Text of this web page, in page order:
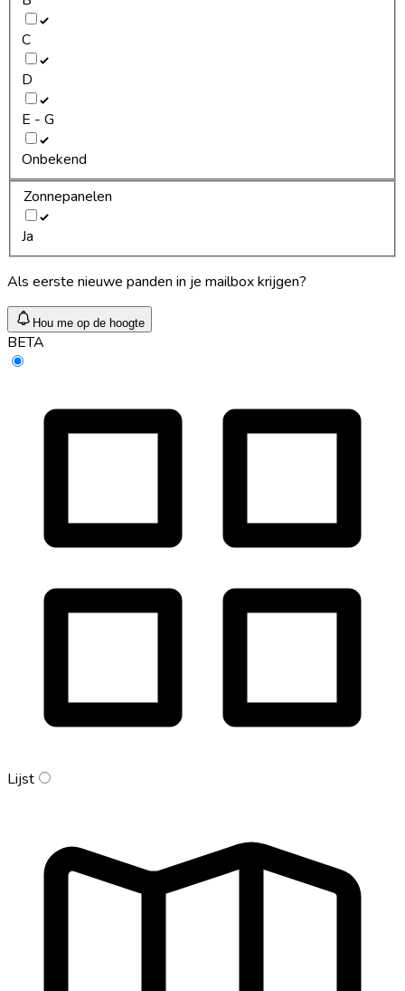
C
D
E - G
Onbekend
Zonnepanelen
Ja
Als eerste nieuwe panden in je mailbox krijgen?
Hou me op de hoogte
BETA
Lijst